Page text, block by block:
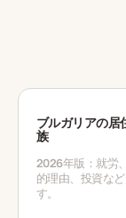
ブルガリアの居
族
2026年版：就労
的理由、投資な
す。